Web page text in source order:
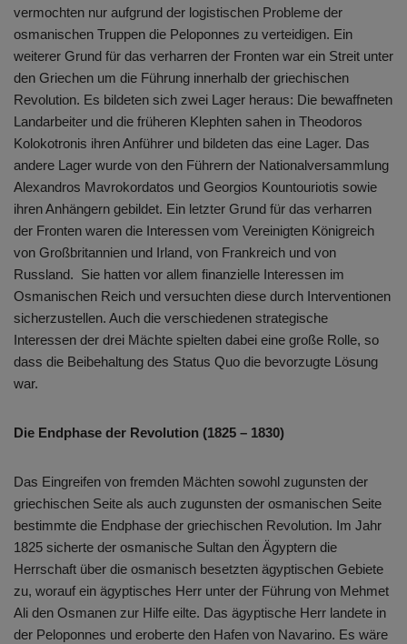
vermochten nur aufgrund der logistischen Probleme der
osmanischen Truppen die Peloponnes zu verteidigen. Ein
weiterer Grund für das verharren der Fronten war ein Streit unter
den Griechen um die Führung innerhalb der griechischen
Revolution. Es bildeten sich zwei Lager heraus: Die bewaffneten
Landarbeiter und die früheren Klephten sahen in Theodoros
Kolokotronis ihren Anführer und bildeten das eine Lager. Das
andere Lager wurde von den Führern der Nationalversammlung
Alexandros Mavrokordatos und Georgios Kountouriotis sowie
ihren Anhängern gebildet. Ein letzter Grund für das verharren
der Fronten waren die Interessen vom Vereinigten Königreich
von Großbritannien und Irland, von Frankreich und von
Russland. Sie hatten vor allem finanzielle Interessen im
Osmanischen Reich und versuchten diese durch Interventionen
sicherzustellen. Auch die verschiedenen strategische
Interessen der drei Mächte spielten dabei eine große Rolle, so
dass die Beibehaltung des Status Quo die bevorzugte Lösung
war.
Die Endphase der Revolution (1825 – 1830)
Das Eingreifen von fremden Mächten sowohl zugunsten der
griechischen Seite als auch zugunsten der osmanischen Seite
bestimmte die Endphase der griechischen Revolution. Im Jahr
1825 sicherte der osmanische Sultan den Ägyptern die
Herrschaft über die osmanisch besetzten ägyptischen Gebiete
zu, worauf ein ägyptisches Herr unter der Führung von Mehmet
Ali den Osmanen zur Hilfe eilte. Das ägyptische Herr landete in
der Peloponnes und eroberte den Hafen von Navarino. Es wäre